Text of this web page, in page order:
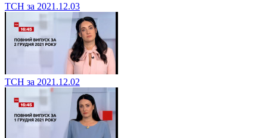
ТСН за 2021.12.03
ТСН за 2021.12.02